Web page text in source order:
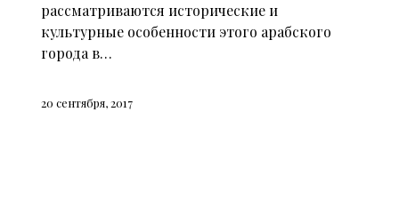
рассматриваются исторические и
культурные особенности этого арабского
города в…
20 сентября, 2017